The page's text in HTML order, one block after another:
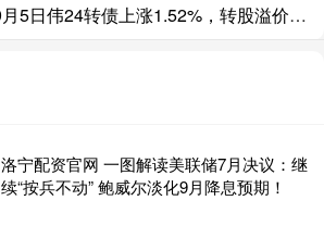
胜宇配资APP下载 9月5日伟24转债上涨1.52%，转股溢价率26.54%
洛宁配资官网 一图解读美联储7月决议：继
续“按兵不动” 鲍威尔淡化9月降息预期！